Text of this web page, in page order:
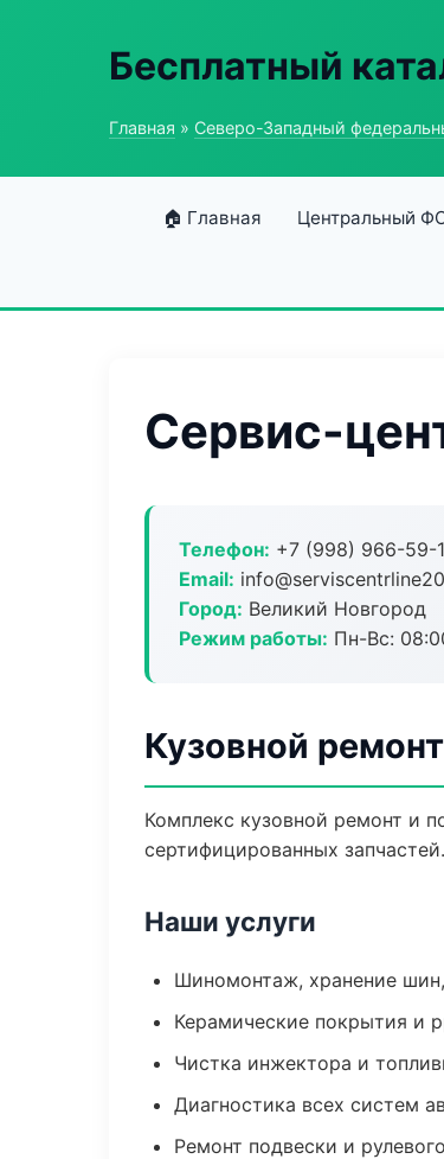
Бесплатный
Главная » Северо-Западный
🏠 Главная Центральный
Сервис-
Телефон: +7 (998) 966-59-
Email:
Город: Великий Новгород
Режим работы: Пн-Вс:
Кузовной
Комплекс кузовной ремонт и
сертифицированных запчастей.
Наши услуги
Шиномонтаж, хранение
Керамические покрытия и
Чистка инжектора и
Диагностика всех систем
Ремонт подвески и